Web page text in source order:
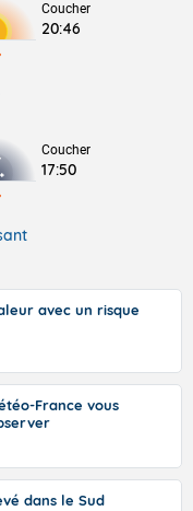
Coucher
20:46
Coucher
17:50
avec un risque
France vous
dans le Sud